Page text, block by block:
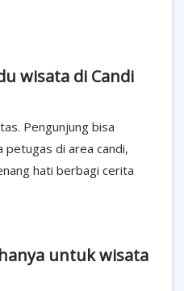
wisata di Candi
Pengunjung bisa
petugas di area candi,
hati berbagi cerita
untuk wisata